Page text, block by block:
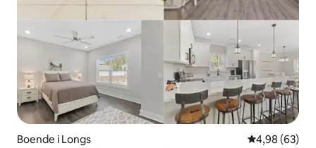
Boende i Longs 4,98 av 5 i
4,98 (63)